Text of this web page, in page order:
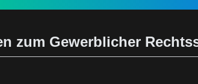
zum Gewerblicher